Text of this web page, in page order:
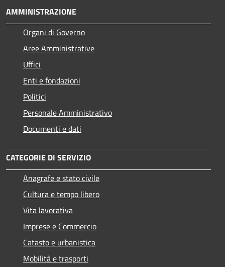
AMMINISTRAZIONE
Organi di Governo
Aree Amministrative
Uffici
Enti e fondazioni
Politici
Personale Amministrativo
Documenti e dati
CATEGORIE DI SERVIZIO
Anagrafe e stato civile
Cultura e tempo libero
Vita lavorativa
Imprese e Commercio
Catasto e urbanistica
Mobilità e trasporti